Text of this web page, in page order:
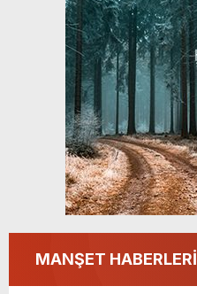
MANŞET HABERLERİ